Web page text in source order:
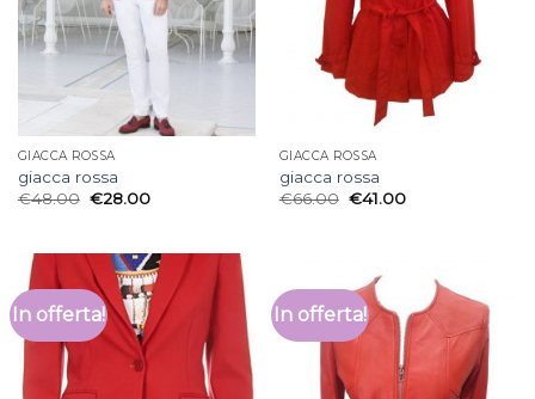
GIACCA ROSSA
giacca rossa
€48.00 €28.00
GIACCA ROSSA
giacca rossa
€66.00 €41.00
In offerta! In offerta!